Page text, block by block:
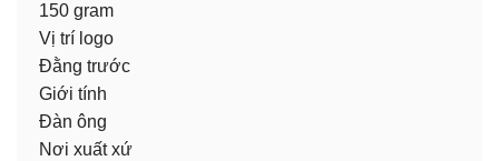
150 gram
Vị trí logo
Đằng trước
Giới tính
Đàn ông
Nơi xuất xứ